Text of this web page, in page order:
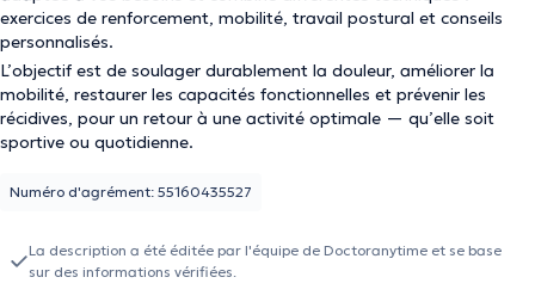
exercices de renforcement, mobilité, travail postural et conseils
personnalisés.
L’objectif est de soulager durablement la douleur, améliorer la
mobilité, restaurer les capacités fonctionnelles et prévenir les
récidives, pour un retour à une activité optimale — qu’elle soit
sportive ou quotidienne.
Numéro d'agrément: 55160435527
La description a été éditée par l'équipe de Doctoranytime et se base
sur des informations vérifiées.